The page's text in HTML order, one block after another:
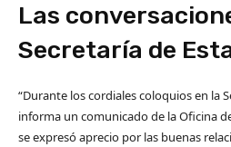
Las
Secretaría de
“Durante los cordiales coloquios en la
informa un comunicado de la Oficina
se expresó aprecio por las buenas